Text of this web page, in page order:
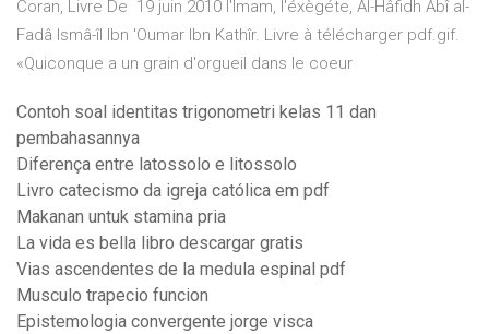
Coran, Livre De 19 juin 2010 l'Imam, l'éxègéte, Al-Hâfidh Abî al-
Fadâ Ismâ-îl Ibn 'Oumar Ibn Kathîr. Livre à télécharger pdf.gif.
«Quiconque a un grain d'orgueil dans le coeur
Contoh soal identitas trigonometri kelas 11 dan
pembahasannya
Diferença entre latossolo e litossolo
Livro catecismo da igreja católica em pdf
Makanan untuk stamina pria
La vida es bella libro descargar gratis
Vias ascendentes de la medula espinal pdf
Musculo trapecio funcion
Epistemologia convergente jorge visca